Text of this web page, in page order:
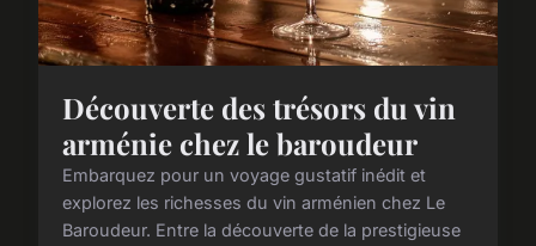
Découverte des trésors du vin
arménie chez le baroudeur
Embarquez pour un voyage gustatif inédit et
explorez les richesses du vin arménien chez Le
Baroudeur. Entre la découverte de la prestigieuse